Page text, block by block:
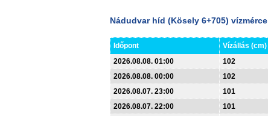
Nádudvar híd (Kösely 6+705) vízmérce
Időpont Vízállás (cm)
2026.08.08. 01:00
102
2026.08.08. 00:00
102
2026.08.07. 23:00
101
2026.08.07. 22:00
101